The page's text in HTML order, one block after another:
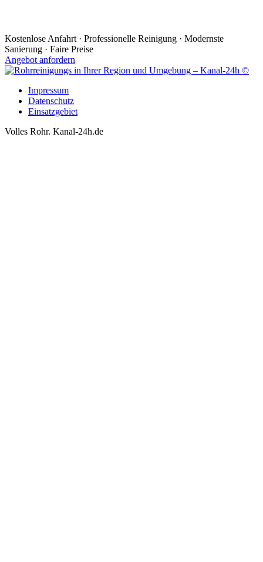
Kostenlose Anfahrt · Professionelle Reinigung · Modernste
Sanierung · Faire Preise
Angebot anfordern
Impressum
Datenschutz
Einsatzgebiet
Volles Rohr. Kanal-24h.de